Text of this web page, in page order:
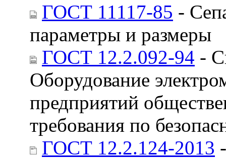
ГОСТ 11117-85 -
параметры и размеры
ГОСТ 12.2.092-94 -
Оборудование
предприятий
требования по
ГОСТ 12.2.124-2013